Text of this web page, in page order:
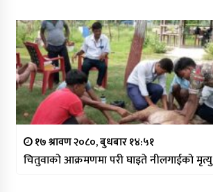
१७ श्रावण २०८०, बुधबार १४:५१
चितुवाको आक्रमणमा परी घाइते नीलगाईको मृत्यु